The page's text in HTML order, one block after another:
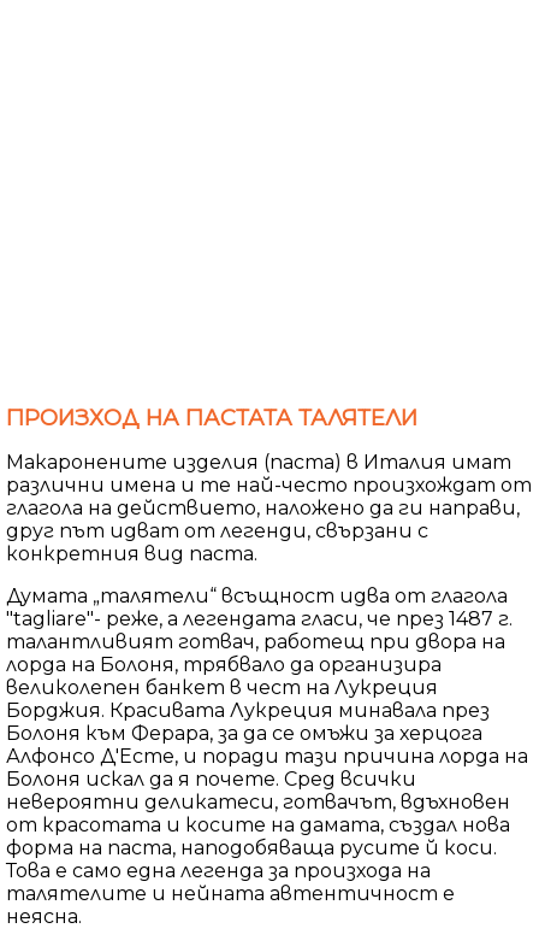
ПРОИЗХОД НА ПАСТАТА ТАЛЯТЕЛИ
Макаронените изделия (паста) в Италия имат
различни имена и те най-често произхождат от
глагола на действието, наложено да ги направи,
друг път идват от легенди, свързани с
конкретния вид паста.
Думата „талятели“ всъщност идва от глагола
"tagliare"- реже, а легендата гласи, че през 1487 г.
талантливият готвач, работещ при двора на
лорда на Болоня, трябвало да организира
великолепен банкет в чест на Лукреция
Борджия. Красивата Лукреция минавала през
Болоня към Ферара, за да се омъжи за херцога
Алфонсо Д'Есте, и поради тази причина лорда на
Болоня искал да я почете. Сред всички
невероятни деликатеси, готвачът, вдъхновен
от красотата и косите на дамата, създал нова
форма на паста, наподобяваща русите й коси.
Това е само една легенда за произхода на
талятелите и нейната автентичност е
неясна.